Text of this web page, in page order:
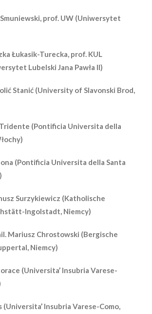
prof. UW (Uniwersytet
Łukasik-Turecka, prof. KUL
Lubelski Jana Pawła II)
Stanić (University of Slavonski Brod,
(Pontificia Universita della
(Pontificia Universita della Santa
Surzykiewicz (Katholische
Ingolstadt, Niemcy)
Mariusz Chrostowski (Bergische
Niemcy)
(Universita’ Insubria Varese-
(Universita’ Insubria Varese-Como,